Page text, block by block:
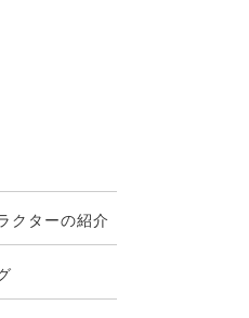
クターの紹介